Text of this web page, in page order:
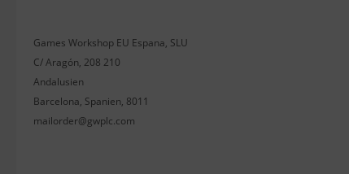
Games Workshop EU Espana, SLU
C/ Aragón, 208 210
Andalusien
Barcelona, Spanien, 8011
mailorder@gwplc.com